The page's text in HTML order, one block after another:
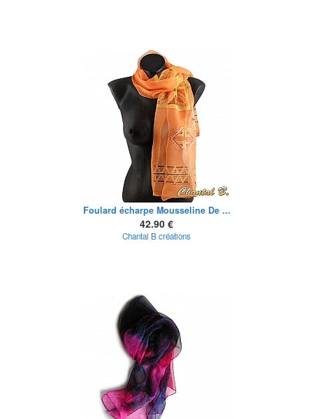
Foulard écharpe Mousseline De ...
42.90 €
Chantal B créations